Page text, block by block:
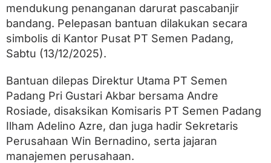
n
g
,
P
T
e
m
e
n
P
a
d
a
mendukung penanganan darurat pascabanjir
bandang. Pelepasan bantuan dilakukan secara
simbolis di Kantor Pusat PT Semen Padang,
Sabtu (13/12/2025).
Bantuan dilepas Direktur Utama PT Semen
Padang Pri Gustari Akbar bersama Andre
Rosiade, disaksikan Komisaris PT Semen Padang
Ilham Adelino Azre, dan juga hadir Sekretaris
Perusahaan Win Bernadino, serta jajaran
manajemen perusahaan.